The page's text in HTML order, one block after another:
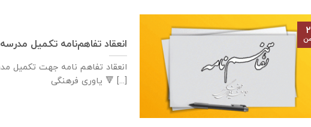
انعقاد تفاهم‌نامه تكميل مدرسه ٢ كلاسه، شهرستان اسفراين
ياوری فرهنگی 🔻 [...]